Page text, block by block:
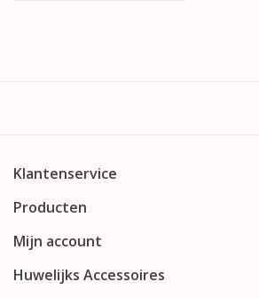
Klantenservice
Producten
Mijn account
Huwelijks Accessoires